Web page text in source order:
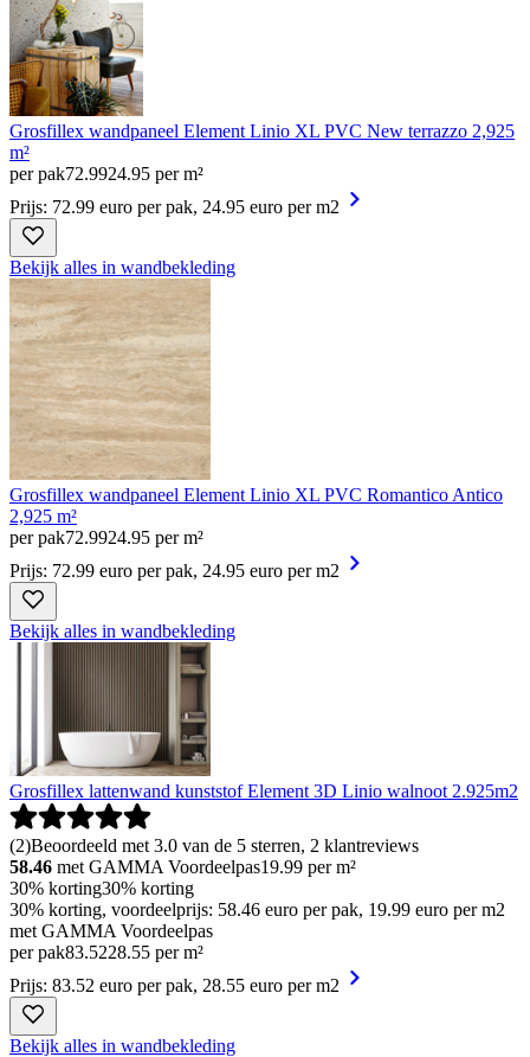
Grosfillex wandpaneel Element Linio XL PVC New terrazzo 2,925
m²
per pak72.9924.95 per m²
Prijs: 72.99 euro per pak, 24.95 euro per m2
Bekijk alles in wandbekleding
Grosfillex wandpaneel Element Linio XL PVC Romantico Antico
2,925 m²
per pak72.9924.95 per m²
Prijs: 72.99 euro per pak, 24.95 euro per m2
Bekijk alles in wandbekleding
Grosfillex lattenwand kunststof Element 3D Linio walnoot 2.925m2
(2)Beoordeeld met 3.0 van de 5 sterren, 2 klantreviews
58.46 met GAMMA Voordeelpas19.99 per m²
30% korting30% korting
30% korting, voordeelprijs: 58.46 euro per pak, 19.99 euro per m2
met GAMMA Voordeelpas
per pak83.5228.55 per m²
Prijs: 83.52 euro per pak, 28.55 euro per m2
Bekijk alles in wandbekleding